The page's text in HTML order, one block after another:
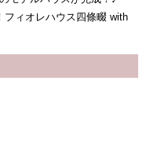
フィオレハウス四條畷 with